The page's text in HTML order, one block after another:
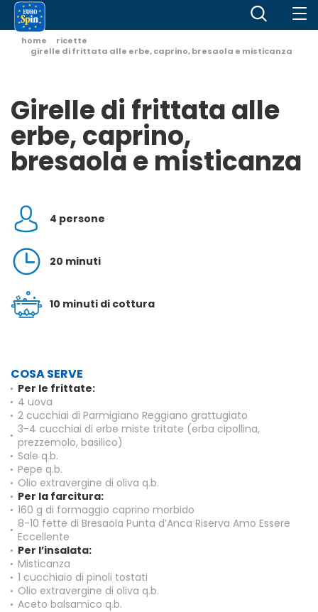
home
ricette
girelle di frittata alle erbe, caprino, bresaola e misticanza
Girelle di frittata alle
erbe, caprino,
bresaola e misticanza
4 persone
20 minuti
10 minuti di cottura
COSA SERVE
Per le frittate:
4 uova
2 cucchiai di Parmigiano Reggiano grattugiato
3-4 cucchiai di erbe miste tritate (erba cipollina,
prezzemolo, basilico)
Sale q.b.
Pepe q.b.
Olio extravergine di oliva q.b.
Per la farcitura:
160 g di formaggio caprino morbido
8-10 fette di Bresaola Punta d’Anca Riserva Amo Essere
Eccellente
Per l’insalata:
Misticanza
1 cucchiaio di pinoli tostati
Olio extravergine di oliva q.b.
Aceto balsamico q.b.